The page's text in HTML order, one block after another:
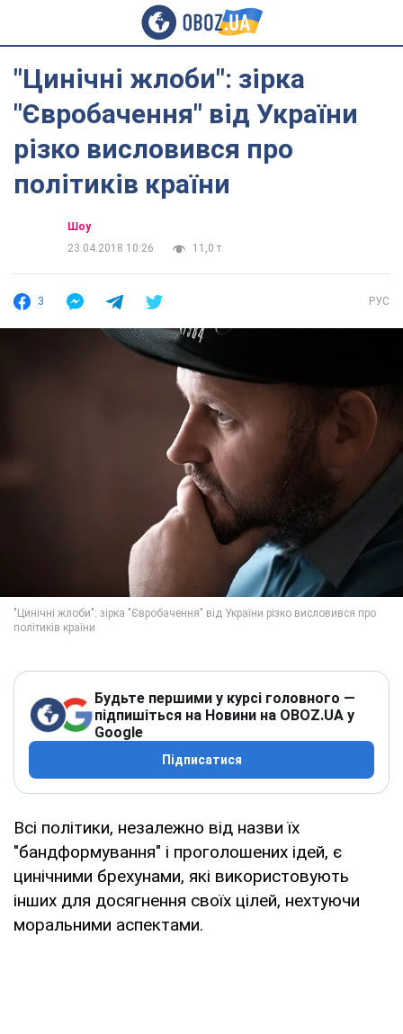
"Цинічні жлоби": зірка
"Євробачення" від України
різко висловився про
політиків країни
Шоу
23.04.2018 10:26
11,0 т.
3 РУС
Будьте першими у курсі головного —
підпишіться на Новини на OBOZ.UA у
Google
Підписатися
Всі політики, незалежно від назви їх
"бандформування" і проголошених ідей, є
цинічними брехунами, які використовують
інших для досягнення своїх цілей, нехтуючи
моральними аспектами.